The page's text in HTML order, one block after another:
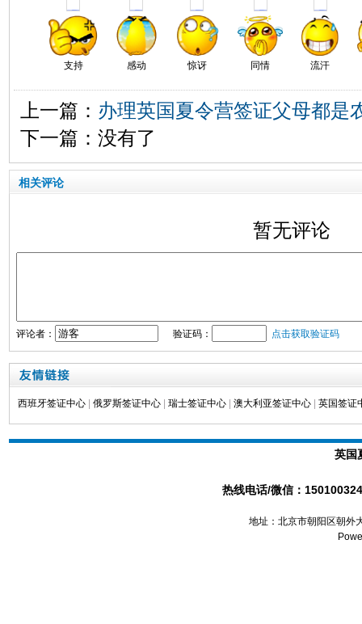
支持 感动 惊讶 同情 流汗
上一篇： 办理英国夏令营签证父母都是
下一篇：没有了
相关评论
暂无评论
评论者： 验证码： 点击获取验证码
西班牙签证中心 俄罗斯签证中心 瑞士签证中心 澳大利亚签证中心 英国签证
英国
热线电话/微信：
地址：北京市朝阳区朝外